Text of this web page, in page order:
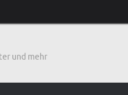
und mehr